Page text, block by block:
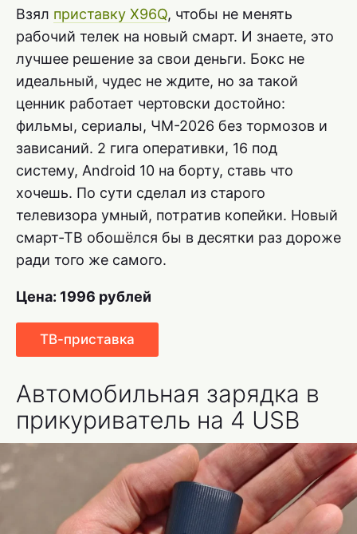
Взял приставку X96Q, чтобы не менять
рабочий телек на новый смарт. И знаете, это
лучшее решение за свои деньги. Бокс не
идеальный, чудес не ждите, но за такой
ценник работает чертовски достойно:
фильмы, сериалы, ЧМ-2026 без тормозов и
зависаний. 2 гига оперативки, 16 под
систему, Android 10 на борту, ставь что
хочешь. По сути сделал из старого
телевизора умный, потратив копейки. Новый
смарт-ТВ обошёлся бы в десятки раз дороже
ради того же самого.
Цена: 1996 рублей
ТВ-приставка
Автомобильная зарядка в
прикуриватель на 4 USB